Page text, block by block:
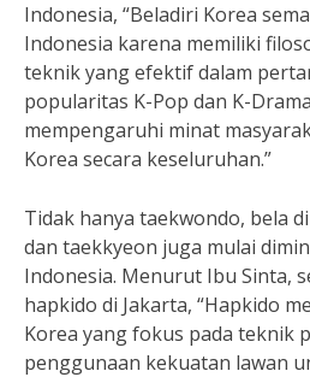
Indonesia, “Beladiri Korea
Indonesia karena memiliki
teknik yang efektif dalam
popularitas K-Pop dan K-
mempengaruhi minat
Korea secara keseluruhan.”
Tidak hanya taekwondo, bela
dan taekkyeon juga mulai
Indonesia. Menurut Ibu Sinta,
hapkido di Jakarta, “Hapkido
Korea yang fokus pada teknik
penggunaan kekuatan lawan